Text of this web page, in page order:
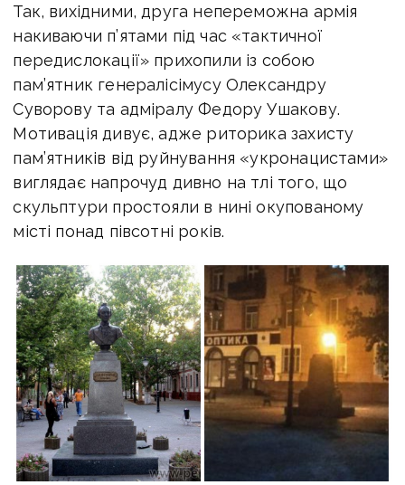
Так, вихідними, друга непереможна армія
накиваючи п’ятами під час «тактичної
передислокації» прихопили із собою
пам’ятник генералісімусу Олександру
Суворову та адміралу Федору Ушакову.
Мотивація дивує, адже риторика захисту
пам’ятників від руйнування «укронацистами»
виглядає напрочуд дивно на тлі того, що
скульптури простояли в нині окупованому
місті понад півсотні років.